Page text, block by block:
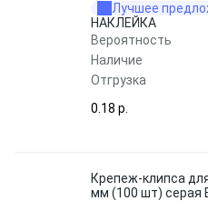
Лучшее
НАКЛЕЙКА
Вероятность
Наличие
Отгрузка
0.18 p.
Крепеж-клипса
мм (100 шт) серая